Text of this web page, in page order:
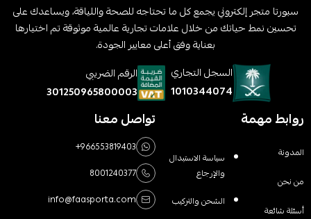
سبورتا متجر إلكتروني يجمع كل ما تحتاجه للصحة واللياقة، ويساعدك على
تحسين نمط حياتك من خلال علامات تجارية عالمية موثوقة تم اختيارها
بعناية وفق أعلى معايير الجودة.
السجل التجاري
1010344074
الرقم الضريبي
301250965800003
روابط مهمة
المدونة
من نحن
أسئلة شائعة
سياسة الاستبدال
والإرجاع
الشحن والتركيب
تواصل معنا
+966553819403
8001240377
info@faasporta.com